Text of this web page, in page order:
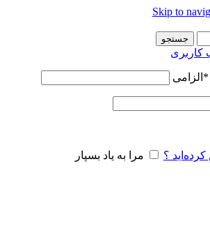
Skip to
جستجو
کاربری
* الزامی
؟ مرا به یاد بسپار